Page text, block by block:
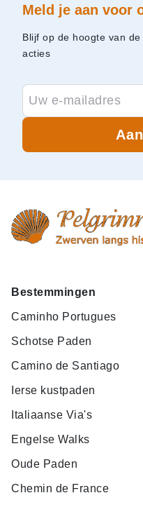
Meld je aan voor
Blijf op de hoogte van
acties
Bestemmingen
Caminho Portugues
Schotse Paden
Camino de Santiago
Ierse kustpaden
Italiaanse Via's
Engelse Walks
Oude Paden
Chemin de France